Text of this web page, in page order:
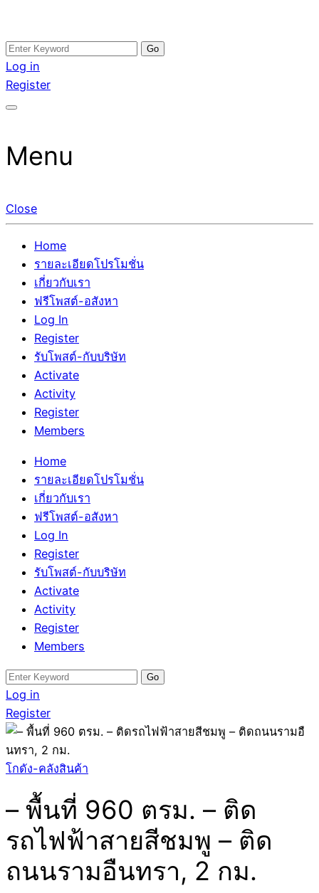
Skip
to
content
อสังหาโพสต์ รีวิวเยอะ รับจ้างโพสต์ขายบ้าน รับจ้างโพสต์อสัง
หา แตกต่างอย่างตั้งใจ รับรองผล อันดับ1 การโพสต์ขายอสังหา
กับทีมงานบริษัท บ้าน ที่ดิน คอนโด ติดGoogleหน้าแรกได้จริงๆ
รับจ้างโพสอสังหา ขายบ้าน อสังหาโพสต์ เชื่อถือได้จริง รับ
โพสต์ ที่ดิน กับทีมงานบริษัท ถูกและดีที่สุด ไม่มีค่านายหน้า
ขายได้จริงๆ ช่วยสร้างโอกาสในการขายได้มากกว่า ที่เดียว ที่
Search
for:
Log in
Register
Menu
Close
Home
รายละเอียดโปรโมชั่น
เกี่ยวกับเรา
ฟรีโพสต์-อสังหา
Log In
Register
รับโพสต์-กับบริษัท
Activate
Activity
Register
Members
Home
รายละเอียดโปรโมชั่น
เกี่ยวกับเรา
ฟรีโพสต์-อสังหา
Log In
Register
รับโพสต์-กับบริษัท
Activate
Activity
Register
Members
Search
for:
Log in
Register
โกดัง-คลังสินค้า
– พื้นที่ 960 ตรม. – ติด
รถไฟฟ้าสายสีชมพู – ติด
ถนนรามอืนทรา, 2 กม.